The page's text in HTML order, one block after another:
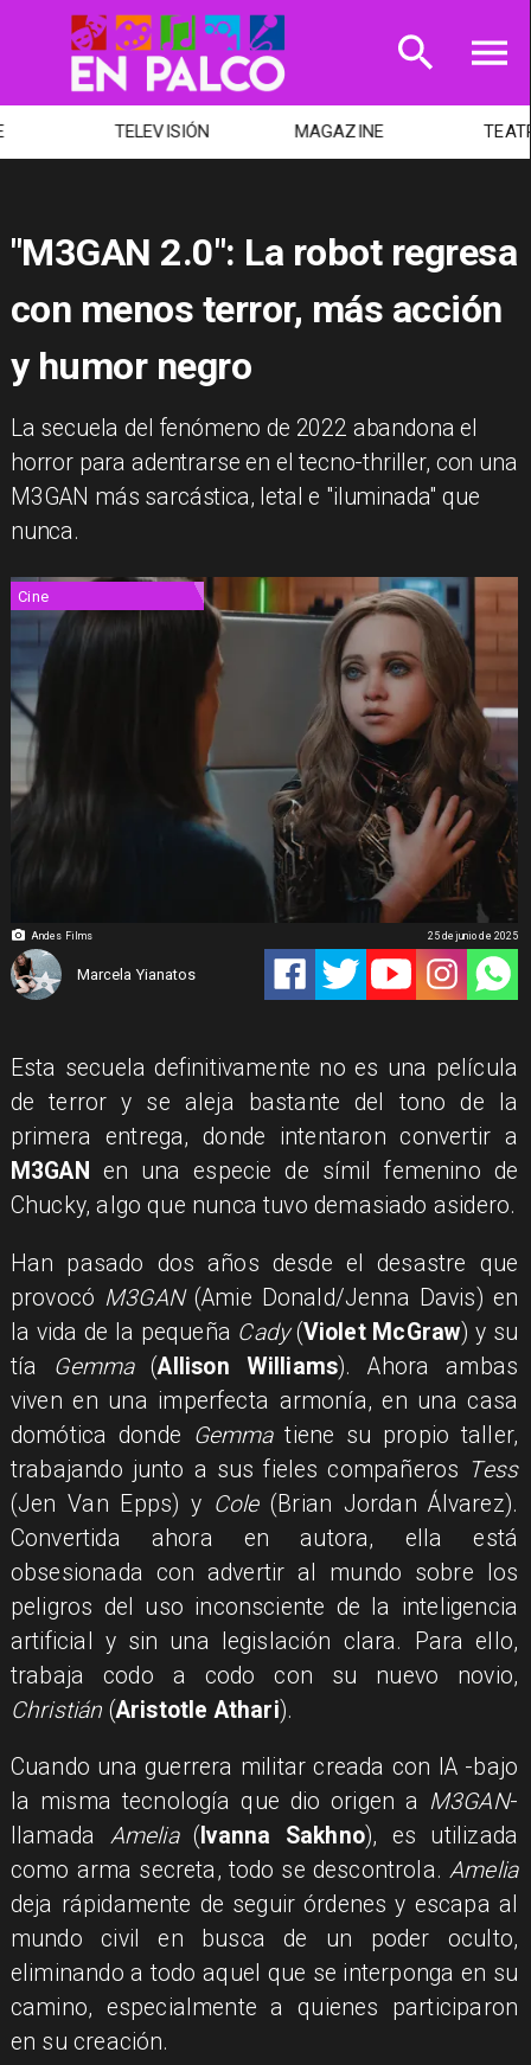
TELEVISIÓN MAGAZINE
"M3GAN 2.0": La robot regresa
con menos terror, más acción
y humor negro
​La secuela del fenómeno de 2022 abandona el
horror para adentrarse en el tecno-thriller, con una
M3GAN más sarcástica, letal e "iluminada" que
nunca.
Andes Films
Cine
Marcela Yianatos
25 de junio de 2025
​Esta secuela definitivamente no es una película
de terror y se aleja bastante del tono de la
primera entrega, donde intentaron convertir a
M3GAN
en una especie de símil femenino de
Chucky, algo que nunca tuvo demasiado asidero.
Han pasado dos años desde el desastre que
provocó M3GAN (Amie Donald/Jenna Davis) en
la vida de la pequeña Cady(Violet McGraw) y su
tía Gemma(Allison Williams). Ahora ambas
viven en una imperfecta armonía, en una casa
domótica donde Gemmatiene su propio taller,
trabajando junto a sus fieles compañeros Tess
(Jen Van Epps) y Cole(Brian Jordan Álvarez).
Convertida ahora en autora, ella está
obsesionada con advertir al mundo sobre los
peligros del uso inconsciente de la inteligencia
artificial y sin una legislación clara. Para ello,
trabaja codo a codo con su nuevo novio,
Christián (Aristotle Athari).
Cuando una guerrera militar creada con IA -bajo
la misma tecnología que dio origen a M3GAN-
llamada Amelia( Ivanna Sakhno), es utilizada
como arma secreta, todo se descontrola. Amelia
deja rápidamente de seguir órdenes y escapa al
mundo civil en busca de un poder oculto,
eliminando a todo aquel que se interponga en su
camino, especialmente a quienes participaron
en su creación.